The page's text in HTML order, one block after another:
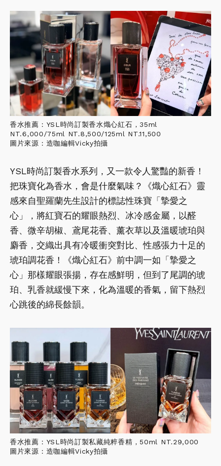
香水推薦：YSL時尚訂製香水熾心紅石，35ml
NT.6,000/75ml NT.8,500/125ml NT.11,500
圖片來源：造咖編輯Vicky拍攝
YSL時尚訂製香水系列，又一款令人驚豔的新香！
把珠寶化為香水，會是什麼氣味？《熾心紅石》靈
感來自聖羅蘭先生設計的標誌性珠寶「摯愛之
心」，將紅寶石的耀眼熱烈、冰冷感金屬，以醛
香、微辛胡椒、鳶尾花香、薰衣草以及溫暖琥珀與
麝香，交織出具有冷暖衝突對比、性感張力十足的
琥珀調花香！《熾心紅石》前中調一如「摯愛之
心」那樣耀眼張揚，存在感鮮明，但到了尾調的琥
珀、乳香就緩慢下來，化為溫暖的香氣，留下熱烈
心跳後的綿長餘韻。
香水推薦：YSL時尚訂製私藏純粹香精，50ml NT.29,000
圖片來源：造咖編輯Vicky拍攝